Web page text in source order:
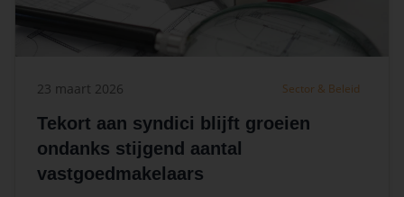
23 maart 2026 Sector & Beleid
Tekort aan syndici blijft groeien
ondanks stijgend aantal
vastgoedmakelaars